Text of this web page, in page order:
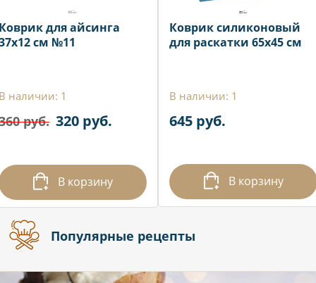
для айсинга
см №11
наличии: 1
руб. 320 руб.
В корзину
Коврик силиконовый
для раскатки 65х45 см
В наличии: 1
645 руб.
В корзину
Популярные рецепты